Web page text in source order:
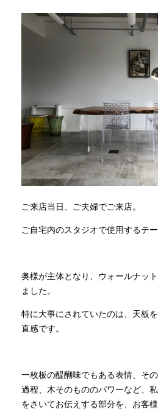
ご来店当日、ご夫婦でご来店。
ご自宅内のスタジオで使用するテ
奥様が主体となり、ウォールナッ
ました。
特に大事にされていたのは、天板
直感です。
一枚板の醍醐味でもある表情、そ
過程、木そのもののパワーなど、
をさいてお伝えする部分を、お客